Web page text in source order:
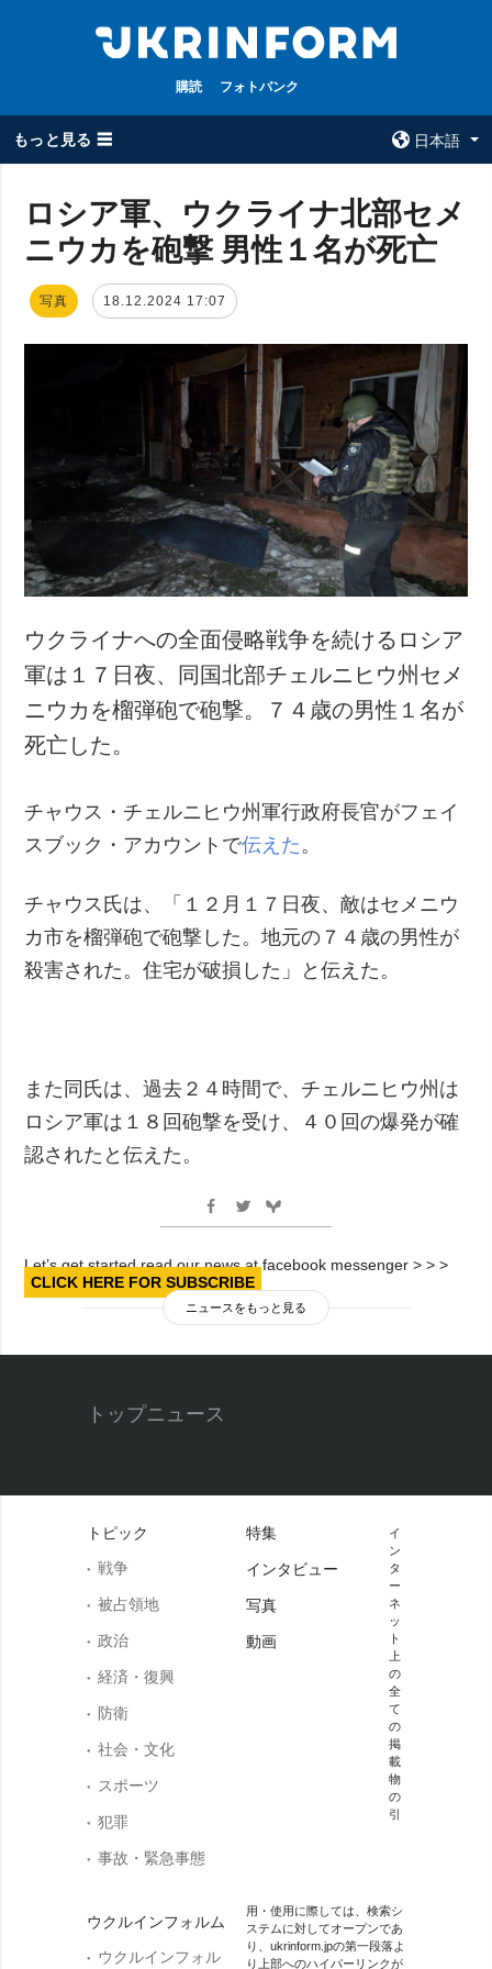
購読 フォトバンク
もっと見る ☰
日本語
全てのトピック
被占領地
政治
社会・文化
スポーツ
犯罪
事故・緊急事態
ウクルインフォ
ルム
コンタクト
特集
インタビュー
写真
動画
購読
フォトバンク
ロシア軍、ウクライナ北部セメ
ニウカを砲撃 男性１名が死亡
写真 18.12.2024 17:07
ウクライナへの全面侵略戦争を続けるロシア
軍は１７日夜、同国北部チェルニヒウ州セメ
ニウカを榴弾砲で砲撃。７４歳の男性１名が
死亡した。
チャウス・チェルニヒウ州軍行政府長官がフェイ
スブック・アカウントで伝えた 。
チャウス氏は、「１２月１７日夜、敵はセメニウ
カ市を榴弾砲で砲撃した。地元の７４歳の男性が
殺害された。住宅が破損した」と伝えた。
また同氏は、過去２４時間で、チェルニヒウ州は
ロシア軍は１８回砲撃を受け、４０回の爆発が確
認されたと伝えた。
Let’s get started read our news at facebook messenger > > >
CLICK HERE FOR SUBSCRIBE
ニュースをもっと見る
トップニュース
トピック
戦争
被占領地
政治
経済・復興
防衛
社会・文化
スポーツ
犯罪
事故・緊急事態
ウクルインフォルム
ウクルインフォル
特集
インタビュー
写真
動画
イ
ン
タ
ー
ネ
ッ
ト
上
の
全
て
の
掲
載
物
の
引
用・使用に際しては、検索シ
ステムに対してオープンであ
り、ukrinform.jpの第一段落よ
り上部へのハイパーリンクが